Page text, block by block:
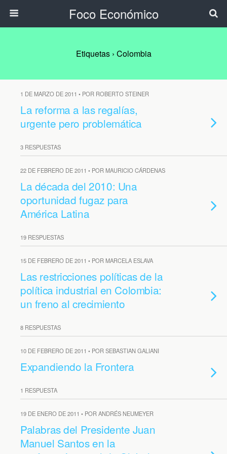
Foco Económico
Etiquetas › Colombia
1 DE MARZO DE 2011 • POR ROBERTO STEINER
La reforma a las regalías,
urgente pero problemática
3 RESPUESTAS
22 DE FEBRERO DE 2011 • POR MAURICIO CÁRDENAS
La década del 2010: Una
oportunidad fugaz para
América Latina
19 RESPUESTAS
15 DE FEBRERO DE 2011 • POR MARCELA ESLAVA
Las restricciones políticas de la
política industrial en Colombia:
un freno al crecimiento
8 RESPUESTAS
10 DE FEBRERO DE 2011 • POR SEBASTIAN GALIANI
Expandiendo la Frontera
1 RESPUESTA
19 DE ENERO DE 2011 • POR ANDRÉS NEUMEYER
Palabras del Presidente Juan
Manuel Santos en la